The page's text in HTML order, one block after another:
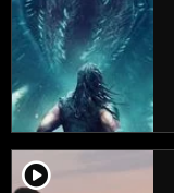
player2